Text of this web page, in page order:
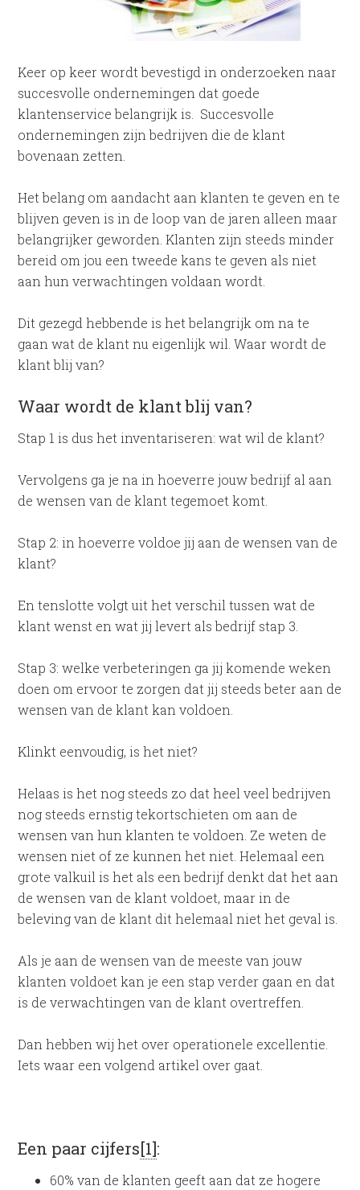
Keer op keer wordt bevestigd in onderzoeken naar
succesvolle ondernemingen dat goede
klantenservice belangrijk is. Succesvolle
ondernemingen zijn bedrijven die de klant
bovenaan zetten.
Het belang om aandacht aan klanten te geven en te
blijven geven is in de loop van de jaren alleen maar
belangrijker geworden. Klanten zijn steeds minder
bereid om jou een tweede kans te geven als niet
aan hun verwachtingen voldaan wordt.
Dit gezegd hebbende is het belangrijk om na te
gaan wat de klant nu eigenlijk wil. Waar wordt de
klant blij van?
Waar wordt de klant blij van?
Stap 1 is dus het inventariseren: wat wil de klant?
Vervolgens ga je na in hoeverre jouw bedrijf al aan
de wensen van de klant tegemoet komt.
Stap 2: in hoeverre voldoe jij aan de wensen van de
klant?
En tenslotte volgt uit het verschil tussen wat de
klant wenst en wat jij levert als bedrijf stap 3.
Stap 3: welke verbeteringen ga jij komende weken
doen om ervoor te zorgen dat jij steeds beter aan de
wensen van de klant kan voldoen.
Klinkt eenvoudig, is het niet?
Helaas is het nog steeds zo dat heel veel bedrijven
nog steeds ernstig tekortschieten om aan de
wensen van hun klanten te voldoen. Ze weten de
wensen niet of ze kunnen het niet. Helemaal een
grote valkuil is het als een bedrijf denkt dat het aan
de wensen van de klant voldoet, maar in de
beleving van de klant dit helemaal niet het geval is.
Als je aan de wensen van de meeste van jouw
klanten voldoet kan je een stap verder gaan en dat
is de verwachtingen van de klant overtreffen.
Dan hebben wij het over operationele excellentie.
Iets waar een volgend artikel over gaat.
Een paar cijfers[1]:
60% van de klanten geeft aan dat ze hogere